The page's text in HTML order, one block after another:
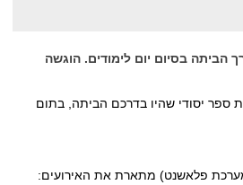
הביתה בסיום יום לימודים. הוגשה
ספר יסודי שהיו בדרכם הביתה, בתום
פלאשנט) מתארת את האירועים: